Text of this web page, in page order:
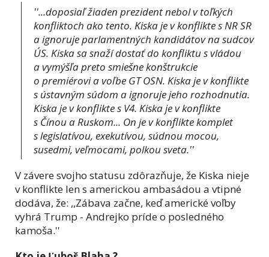
''...doposiaľ žiaden prezident nebol v toľkých
konfliktoch ako tento. Kiska je v konflikte s NR SR
a ignoruje parlamentných kandidátov na sudcov
ÚS. Kiska sa snaží dostať do konfliktu s vládou
a vymýšľa preto smiešne konštrukcie
o premiérovi a voľbe GT OSN. Kiska je v konflikte
s ústavným súdom a ignoruje jeho rozhodnutia.
Kiska je v konflikte s V4. Kiska je v konflikte
s Čínou a Ruskom... On je v konflikte komplet
s legislatívou, exekutívou, súdnou mocou,
susedmi, veľmocami, polkou sveta.''
V závere svojho statusu zdôrazňuje, že Kiska nieje
v konflikte len s americkou ambasádou a vtipné
dodáva, že: ,,Zábava začne, keď americké voľby
vyhrá Trump - Andrejko príde o posledného
kamoša.''